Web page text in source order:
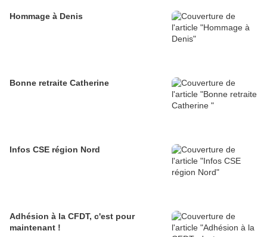
Hommage à Denis
Bonne retraite Catherine
Infos CSE région Nord
Adhésion à la CFDT, c'est pour
maintenant !